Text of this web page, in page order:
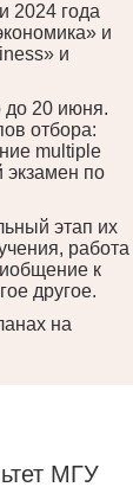
2024 года
и
и
20 июня.
отбора:
multiple
экзамен по
этап их
работа
к
другое.
на
МГУ